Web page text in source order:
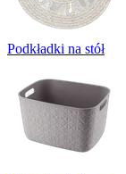
Podkładki na stół